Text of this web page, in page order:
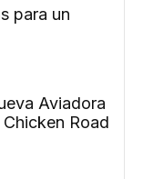
para un
Aviadora
Road